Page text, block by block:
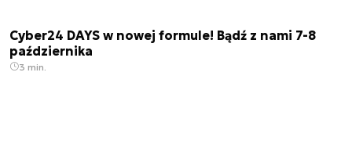
Cyber24 DAYS w nowej formule! Bądź z nami 7-8
października
3 min.